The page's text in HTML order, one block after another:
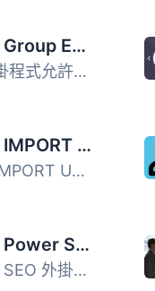
BuddyPress Group Email Subscription
這個強大的外掛程式允許使用者收到團體活動的電子郵件通知。...
BP GROUPS IMPORT USERS
BP GROUPS IMPORT USERS 外掛是一個免費的外掛程式，旨在協助...
BuddyPress Power SEO
WordPress 的 SEO 外掛無法針對 BuddyPress 貢獻。這款外掛解...